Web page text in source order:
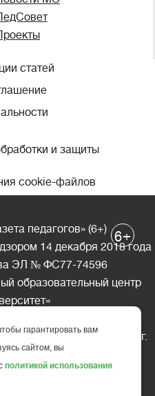
статей
и защиты
cookie-файлов
педагогов» (6+)
14 декабря 2018 года
ЭЛ № ФС77-74596
образовательный центр
Республика Карелия, г.
Энгельса д.10, офис 211
(499) 685-10-45
6+
гарантировать вам
сайтом, вы
политикой использования